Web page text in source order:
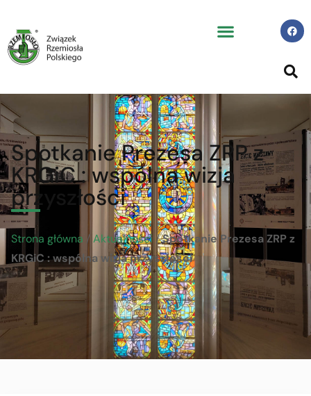
Spotkanie Prezesa ZRP z
KRGiC : wspólna wizja
przyszłości
Strona główna / Aktualności /Spotkanie Prezesa ZRP z
KRGiC : wspólna wizja przyszłości